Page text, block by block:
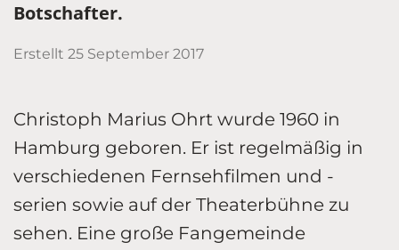
Botschafter.
Erstellt 25 September 2017
Christoph Marius Ohrt wurde 1960 in
Hamburg geboren. Er ist regelmäßig in
verschiedenen Fernsehfilmen und -
serien sowie auf der Theaterbühne zu
sehen. Eine große Fangemeinde